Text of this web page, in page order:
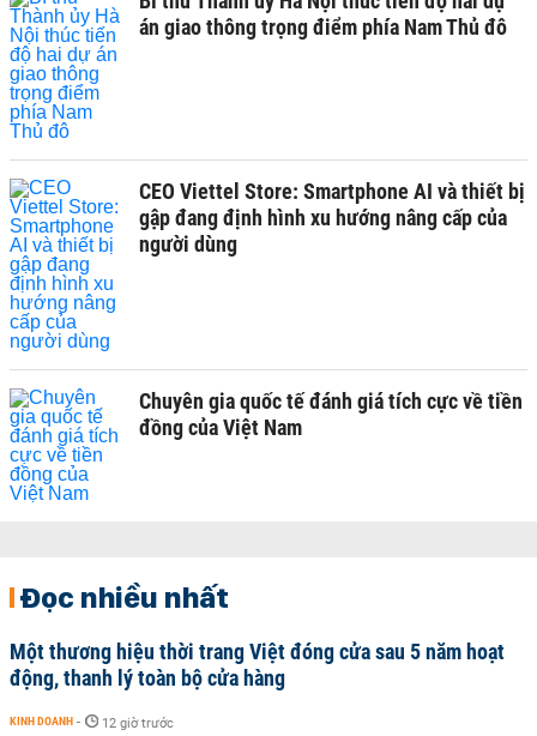
án giao thông trọng điểm phía Nam Thủ đô
CEO Viettel Store: Smartphone AI và thiết bị
gập đang định hình xu hướng nâng cấp của
người dùng
Chuyên gia quốc tế đánh giá tích cực về tiền
đồng của Việt Nam
Đọc nhiều nhất
Một thương hiệu thời trang Việt đóng cửa sau 5 năm hoạt
động, thanh lý toàn bộ cửa hàng
KINH DOANH - 12 giờ trước